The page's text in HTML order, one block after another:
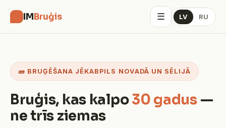
IMBruģis ☰ LV RU
🧱 BRUĢĒŠANA JĒKABPILS NOVADĀ UN SĒLIJĀ
Bruģis, kas kalpo30 gadus—
ne trīs ziemas